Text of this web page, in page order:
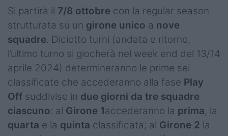
Si partirà il 7/8 ottobre con la regular season
strutturata su un girone unico a nove
squadre. Diciotto turni (andata e ritorno,
l’ultimo turno si giocherà nel week end del 13/14
aprile 2024) determineranno le prime sei
classificate che accederanno alla fase Play
Off suddivise in due giorni da tre squadre
ciascuno: al Girone 1accederanno la prima, la
quarta e la quinta classificata; al Girone 2 la